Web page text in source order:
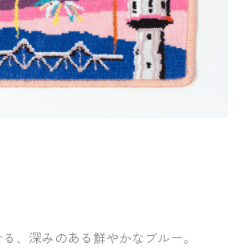
、深みのある鮮やかなブルー。